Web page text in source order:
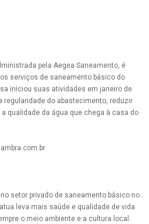
pela Aegea Saneamento, é
serviços de saneamento básico do
iniciou suas atividades em janeiro de
regularidade do abastecimento, reduzir
qualidade da água que chega à casa do
setor privado de saneamento básico no
leva mais saúde e qualidade de vida
o meio ambiente e a cultura local.